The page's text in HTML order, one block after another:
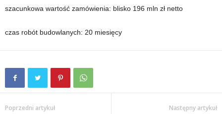
szacunkowa wartość zamówienia: blisko 196 mln zł netto
czas robót budowlanych: 20 miesięcy
Poprzedni artykuł Następny artykuł